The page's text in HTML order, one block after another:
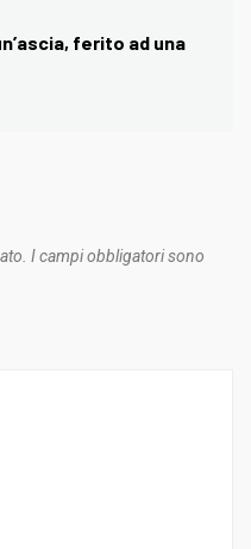
ferito ad una
I campi obbligatori sono